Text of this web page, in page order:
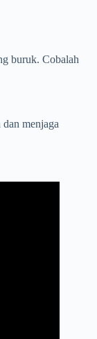
buruk. Cobalah
menjaga